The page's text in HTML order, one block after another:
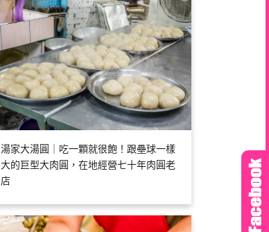
湯家大湯圓｜吃一顆就很飽！跟壘球一樣
大的巨型大肉圓，在地經營七十年肉圓老
店